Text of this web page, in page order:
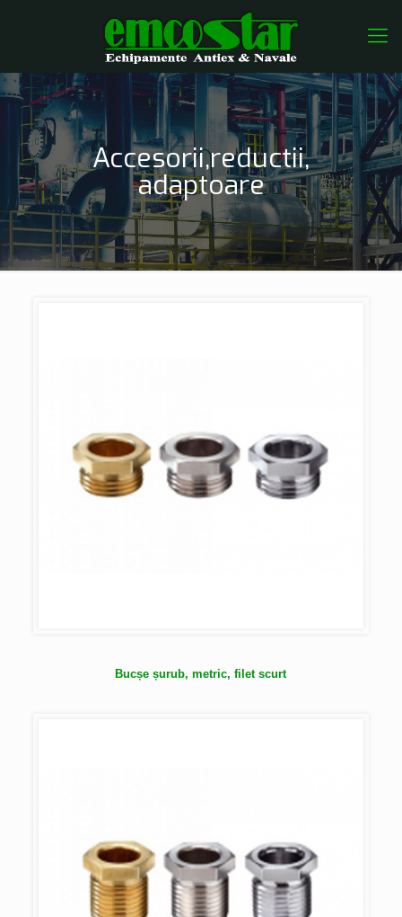
Accesorii,reductii,
adaptoare
Bucșe șurub, metric, filet scurt